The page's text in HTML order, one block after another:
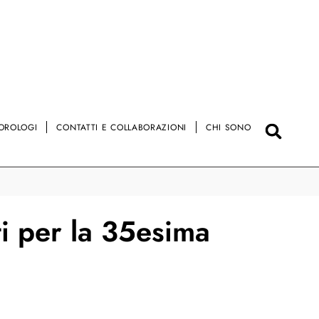
CONTATTI E COLLABORAZIONI CHI SONO
per la 35esima